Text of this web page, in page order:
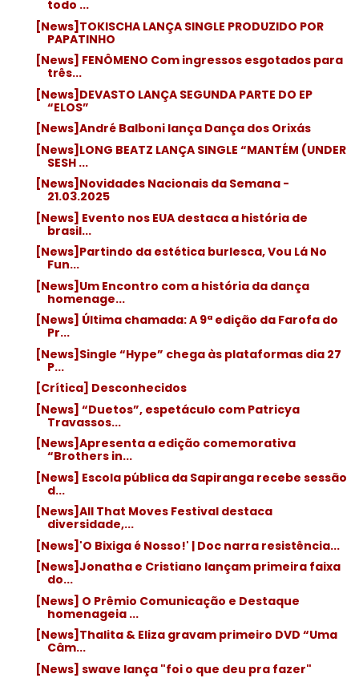
todo ...
[News]TOKISCHA LANÇA SINGLE PRODUZIDO POR
PAPATINHO
[News] FENÔMENO Com ingressos esgotados para
três...
[News]DEVASTO LANÇA SEGUNDA PARTE DO EP
“ELOS”
[News]André Balboni lança Dança dos Orixás
[News]LONG BEATZ LANÇA SINGLE “MANTÉM (UNDER
SESH ...
[News]Novidades Nacionais da Semana -
21.03.2025
[News] Evento nos EUA destaca a história de
brasil...
[News]Partindo da estética burlesca, Vou Lá No
Fun...
[News]Um Encontro com a história da dança
homenage...
[News] Última chamada: A 9ª edição da Farofa do
Pr...
[News]Single “Hype” chega às plataformas dia 27
P...
[Crítica] Desconhecidos
[News] “Duetos”, espetáculo com Patricya
Travassos...
[News]Apresenta a edição comemorativa
“Brothers in...
[News] Escola pública da Sapiranga recebe sessão
d...
[News]All That Moves Festival destaca
diversidade,...
[News]'O Bixiga é Nosso!' | Doc narra resistência...
[News]Jonatha e Cristiano lançam primeira faixa
do...
[News] O Prêmio Comunicação e Destaque
homenageia ...
[News]Thalita & Eliza gravam primeiro DVD “Uma
Câm...
[News] swave lança "foi o que deu pra fazer"